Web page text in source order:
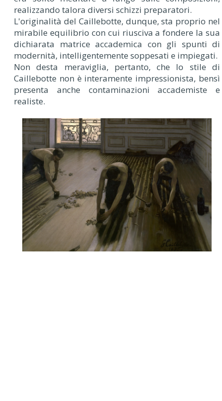
realizzando talora diversi schizzi preparatori.
L'originalità del Caillebotte, dunque, sta proprio nel
mirabile equilibrio con cui riusciva a fondere la sua
dichiarata matrice accademica con gli spunti di
modernità, intelligentemente soppesati e impiegati.
Non desta meraviglia, pertanto, che lo stile di
Caillebotte non è interamente impressionista, bensì
presenta anche contaminazioni accademiste e
realiste.